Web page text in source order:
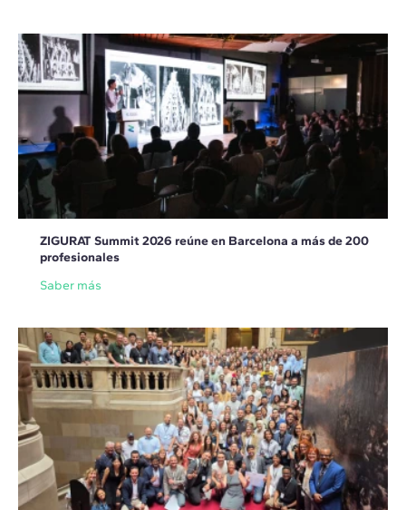
ZIGURAT Summit 2026 reúne en Barcelona a más de 200
profesionales
Saber más